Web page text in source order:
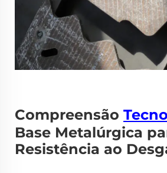
Compreensão
Base Metalúrgica
Resistência ao